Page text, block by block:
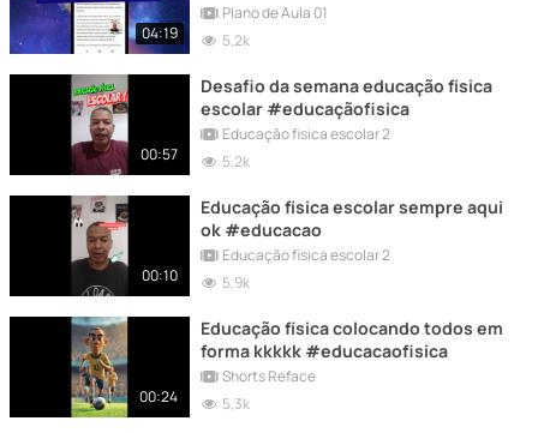
04:19
Plano de Aula 01
5,2k
00:57
Desafio da semana educação física
escolar #educaçãofisica
Educação fisica escolar 2
5,2k
00:10
Educação física escolar sempre aqui
ok #educacao
Educação fisica escolar 2
5,9k
00:24
Educação física colocando todos em
forma kkkkk #educacaofisica
Shorts Reface
5,3k